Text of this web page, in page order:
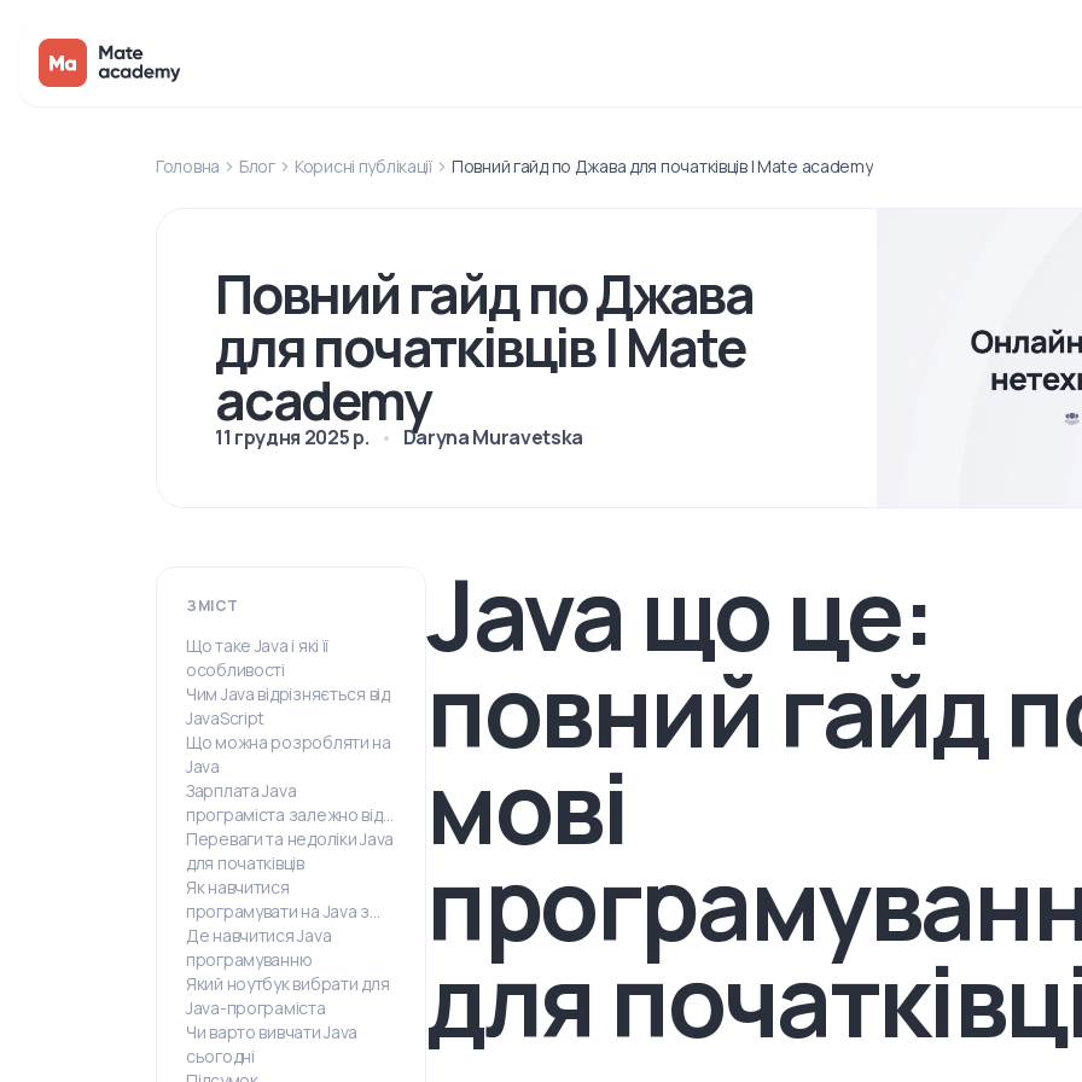
Головна Блог Корисні публікації Повний гайд по Джава для початківців | Mate academy
Повний гайд по Джава
для початківців | Mate
academy
11 грудня 2025 р. Daryna Muravetska
ЗМІСТ
Що таке Java і які її
особливості
Чим Java відрізняється від
JavaScript
Що можна розробляти на
Java
Зарплата Java
програміста залежно від
грейду
Переваги та недоліки Java
для початківців
Як навчитися
програмувати на Java з
нуля
Де навчитися Java
програмуванню
Який ноутбук вибрати для
Java-програміста
Чи варто вивчати Java
сьогодні
Java що це:
повний гайд
мові
для